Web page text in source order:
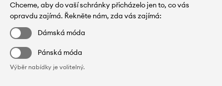
Chceme, aby do vaší schránky přicházelo jen to, co vás
opravdu zajímá. Řekněte nám, zda vás zajímá:
Dámská móda
Pánská móda
Výběr nabídky je volitelný.